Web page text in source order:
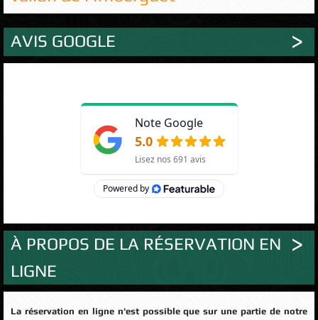
AVIS GOOGLE
À PROPOS DE LA RÉSERVATION EN
LIGNE
La réservation en ligne n'est possible que sur une partie de notre